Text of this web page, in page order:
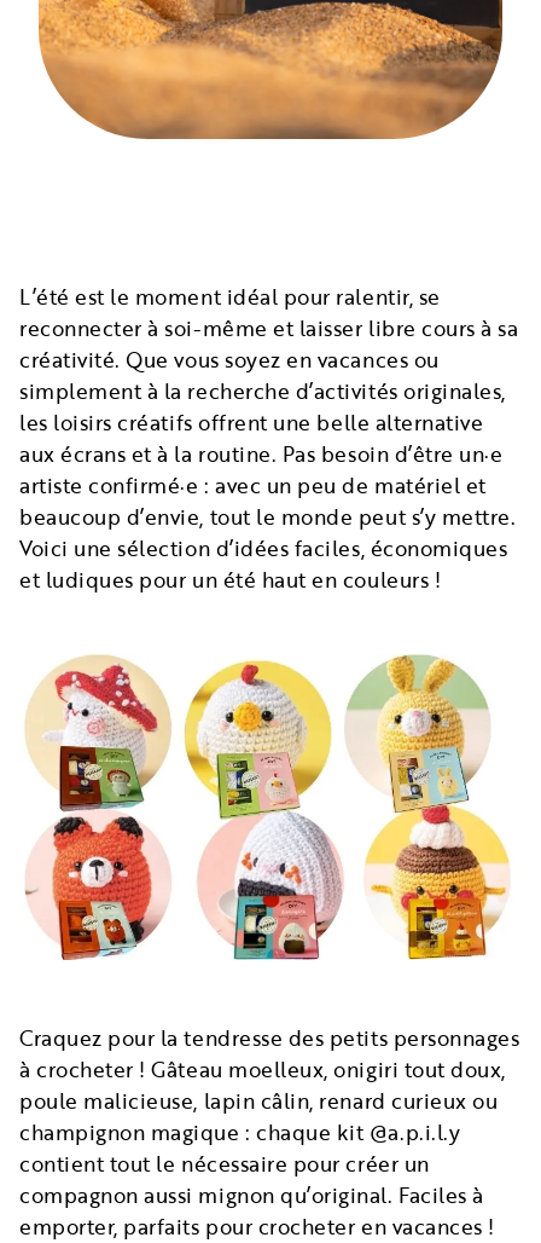
L’été est le moment idéal pour ralentir, se
reconnecter à soi-même et laisser libre cours à sa
créativité. Que vous soyez en vacances ou
simplement à la recherche d’activités originales,
les loisirs créatifs offrent une belle alternative
aux écrans et à la routine. Pas besoin d’être un·e
artiste confirmé·e : avec un peu de matériel et
beaucoup d’envie, tout le monde peut s’y mettre.
Voici une sélection d’idées faciles, économiques
et ludiques pour un été haut en couleurs !
Craquez pour la tendresse des petits personnages
à crocheter ! Gâteau moelleux, onigiri tout doux,
poule malicieuse, lapin câlin, renard curieux ou
champignon magique : chaque kit @a.p.i.l.y
contient tout le nécessaire pour créer un
compagnon aussi mignon qu’original. Faciles à
emporter, parfaits pour crocheter en vacances !